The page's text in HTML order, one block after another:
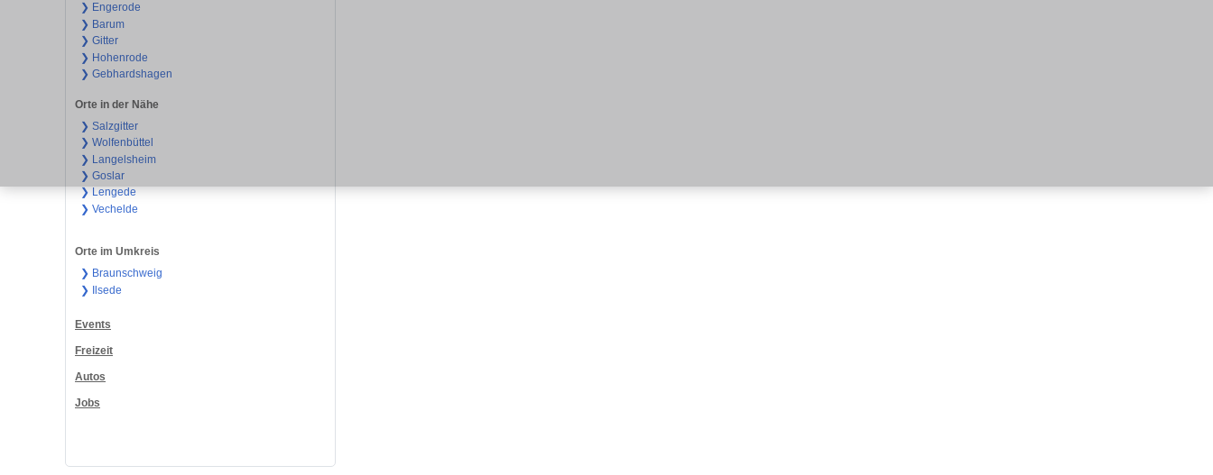
❯ Engerode
❯ Barum
❯ Gitter
❯ Hohenrode
❯ Gebhardshagen
Orte in der Nähe
❯ Salzgitter
❯ Wolfenbüttel
❯ Langelsheim
❯ Goslar
❯ Lengede
❯ Vechelde
Orte im Umkreis
❯ Braunschweig
❯ Ilsede
Events
Freizeit
Autos
Jobs